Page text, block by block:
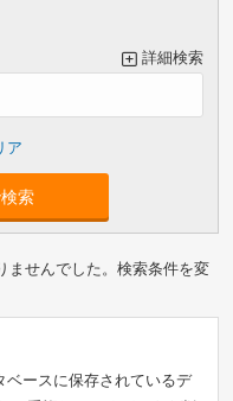
詳細検索
索
ませんでした。検索条件を変
ベースに保存されているデ